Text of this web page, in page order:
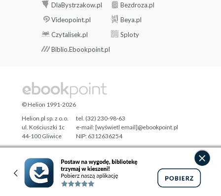
DlaBystrzakow.pl
Bezdroza.pl
Videopoint.pl
Beya.pl
Czytalisek.pl
Sploty
Biblio.Ebookpoint.pl
Designed with ♥ byTonik.pl
© Helion 1991-2026
Helion.pl sp. z o.o.
ul. Kościuszki 1c
44-100 Gliwice
tel. (32) 230-98-63
e-mail:[wyświetl email]@ebookpoint.pl
NIP: 6312636254
Regon: 241989027
Pełna wersja strony »